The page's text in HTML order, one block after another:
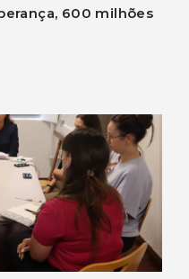
600 milhões